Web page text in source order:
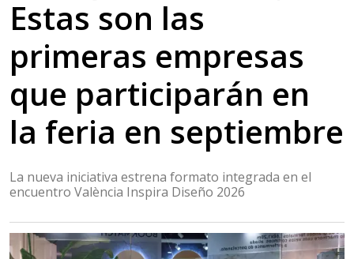
Estas son las
primeras empresas
que participarán en
la feria en septiembre
La nueva iniciativa estrena formato integrada en el
encuentro València Inspira Diseño 2026